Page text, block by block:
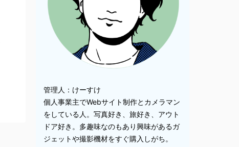
管理人：けーすけ
個人事業主でWebサイト制作とカメラマン
をしている人。写真好き、旅好き、アウト
ドア好き。多趣味なのもあり興味があるガ
ジェットや撮影機材をすぐ購入しがち。